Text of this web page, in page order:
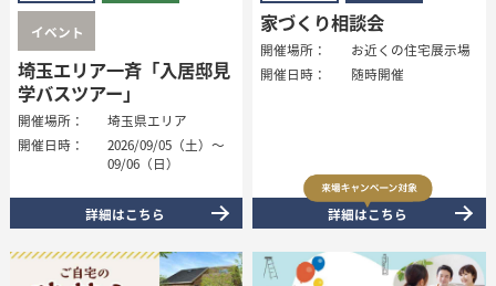
イベント
埼玉エリア一斉「入居邸見
学バスツアー」
開催場所：
埼玉県エリア
開催日時：
2026/09/05（土）～
09/06（日）
詳細はこちら
家づくり相談会
開催場所：
お近くの住宅展示場
開催日時：
随時開催
詳細はこちら